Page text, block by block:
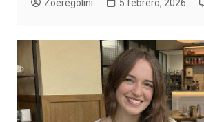
Zoeregolini 5 febrero, 2026